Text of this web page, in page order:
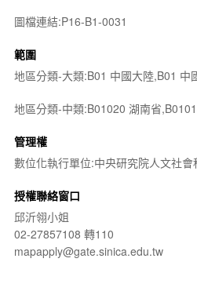
圖檔連結:P16-B1-0031
範圍
地區分類-大類:B01 中國大陸,B01 中
地區分類-中類:B01020 湖南省
管理權
數位化執行單位:中央研究院人文社
授權聯絡窗口
邱沂翎小姐
02-27857108 轉110
mapapply@gate.sinica.edu.tw